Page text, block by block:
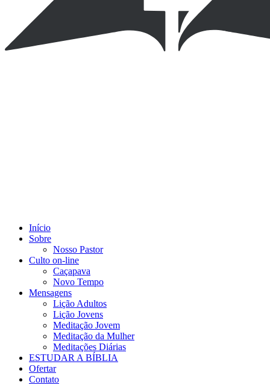
Início
Sobre
Nosso Pastor
Culto on-line
Caçapava
Novo Tempo
Mensagens
Lição Adultos
Lição Jovens
Meditação Jovem
Meditação da Mulher
Meditações Diárias
ESTUDAR A BÍBLIA
Ofertar
Contato